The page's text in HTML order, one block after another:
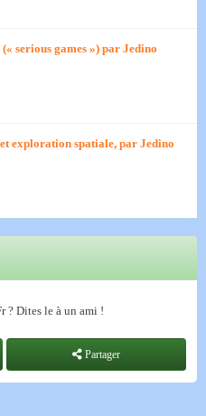
serious games ») par Jedino
exploration spatiale, par Jedino
? Dites le à un ami !
Partager